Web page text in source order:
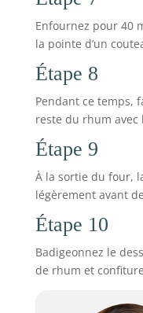
Enfournez pour 40
la pointe d’un
Étape 8
Pendant ce temps,
reste du rhum avec
Étape 9
À la sortie du four,
légèrement avant
Étape 10
Badigeonnez le
de rhum et